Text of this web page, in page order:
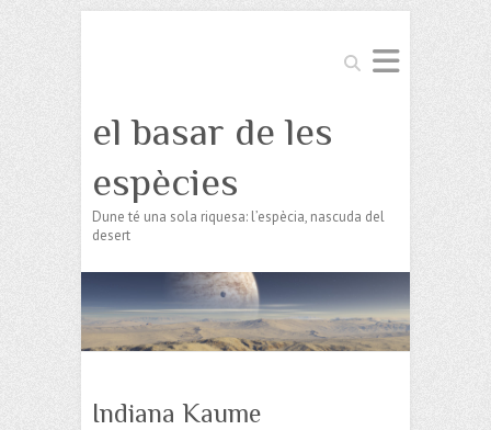
Search
el basar de les
espècies
Dune té una sola riquesa: l’espècia, nascuda del
desert
Indiana Kaume